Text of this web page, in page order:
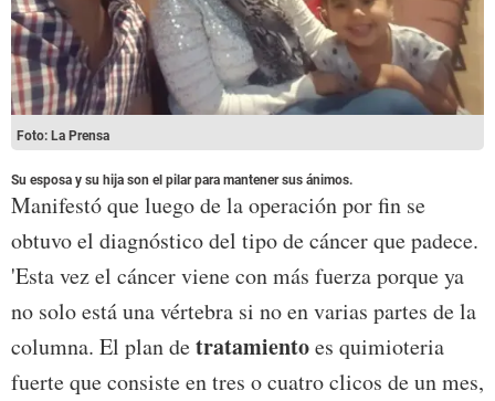
Foto: La Prensa
Su esposa y su hija son el pilar para mantener sus ánimos.
Manifestó que luego de la operación por fin se
obtuvo el diagnóstico del tipo de cáncer que padece.
'Esta vez el cáncer viene con más fuerza porque ya
no solo está una vértebra si no en varias partes de la
columna. El plan detratamientoes quimioteria
fuerte que consiste en tres o cuatro clicos de un mes,